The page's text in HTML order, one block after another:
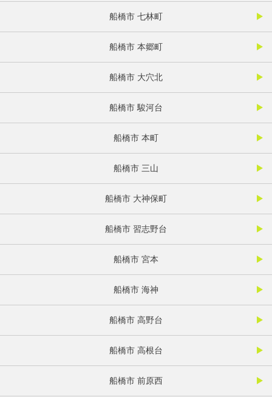
船橋市 七林町
船橋市 本郷町
船橋市 大穴北
船橋市 駿河台
船橋市 本町
船橋市 三山
船橋市 大神保町
船橋市 習志野台
船橋市 宮本
船橋市 海神
船橋市 高野台
船橋市 高根台
船橋市 前原西